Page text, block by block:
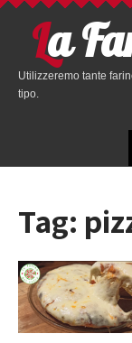
La
Utilizzeremo tante
tipo.
Tag: